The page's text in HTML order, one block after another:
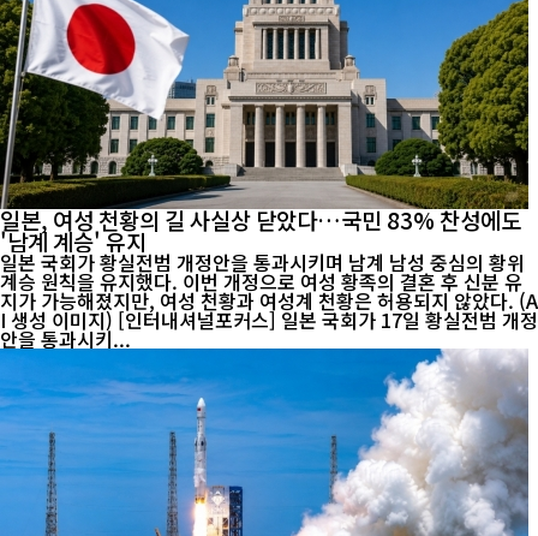
일본, 여성 천황의 길 사실상 닫았다…국민 83% 찬성에도
'남계 계승' 유지
일본 국회가 황실전범 개정안을 통과시키며 남계 남성 중심의 황위
계승 원칙을 유지했다. 이번 개정으로 여성 황족의 결혼 후 신분 유
지가 가능해졌지만, 여성 천황과 여성계 천황은 허용되지 않았다. (A
I 생성 이미지) [인터내셔널포커스] 일본 국회가 17일 황실전범 개정
안을 통과시키...